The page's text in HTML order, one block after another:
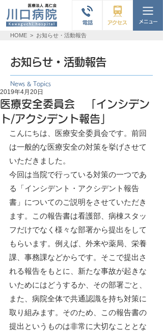
HOME > お知らせ・活動報告
お知らせ・活動報告
News & Topics
医療安全委員会 「インシデン
ト/アクシデント報告」
2019年4月20日
こんにちは、医療安全委員会です。前回
は一般的な医療安全の対策を挙げさせて
いただきました。
今回は当院で行っている対策の一つであ
る「インシデント・アクシデント報告
書」についてのご説明をさせていただき
ます。この報告書は看護部、病棟スタッ
フだけでなく様々な部署から提出をして
もらいます。例えば、外来や薬局、栄養
課、事務課などからです。そこで提出さ
れる報告をもとに、新たな事故が起きな
いためにはどうするか、その部署ごと、
また、病院全体で共通認識を持ち対策に
取り組みます。そのため、この報告書の
提出というものは非常に大切なこととな